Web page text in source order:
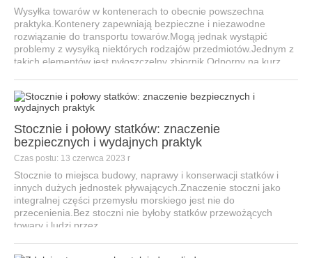
Wysyłka towarów w kontenerach to obecnie powszechna
praktyka.Kontenery zapewniają bezpieczne i niezawodne
rozwiązanie do transportu towarów.Mogą jednak wystąpić
problemy z wysyłką niektórych rodzajów przedmiotów.Jednym z
takich elementów jest pyłoszczelny zbiornik.Odporny na kurz
Stocznie i połowy statków: znaczenie
bezpiecznych i wydajnych praktyk
Czas postu: 13 czerwca 2023 r
Stocznie to miejsca budowy, naprawy i konserwacji statków i
innych dużych jednostek pływających.Znaczenie stoczni jako
integralnej części przemysłu morskiego jest nie do
przecenienia.Bez stoczni nie byłoby statków przewożących
towary i ludzi przez...